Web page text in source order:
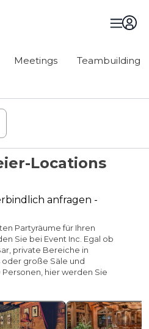
Meetings Teambuilding
Locations
anfragen -
Partyräume für Ihren
Sie bei Event Inc. Egal ob
private Bereiche in
oder große Säle und
hier werden Sie